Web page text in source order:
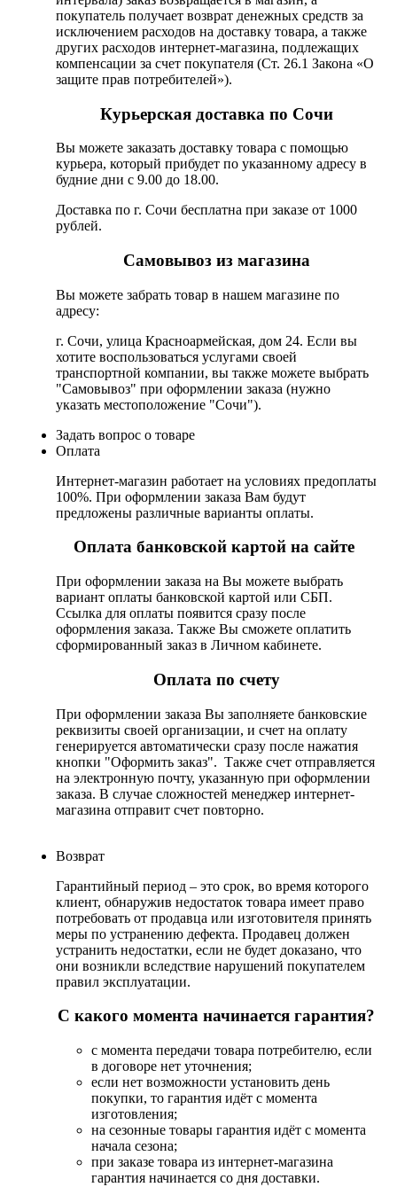
покупатель получает возврат денежных средств за
исключением расходов на доставку товара, а также
других расходов интернет-магазина, подлежащих
компенсации за счет покупателя (Ст. 26.1 Закона «О
защите прав потребителей»).
Курьерская доставка по Сочи
Вы можете заказать доставку товара с помощью
курьера, который прибудет по указанному адресу в
будние дни с 9.00 до 18.00.
Доставка по г. Сочи бесплатна при заказе от 1000
рублей.
Самовывоз из магазина
Вы можете забрать товар в нашем магазине по
адресу:
г. Сочи, улица Красноармейская, дом 24. Если вы
хотите воспользоваться услугами своей
транспортной компании, вы также можете выбрать
"Самовывоз" при оформлении заказа (нужно
указать местоположение "Сочи").
Задать вопрос о товаре
Оплата
Интернет-магазин работает на условиях предоплаты
100%. При оформлении заказа Вам будут
предложены различные варианты оплаты.
Оплата банковской картой на сайте
При оформлении заказа на Вы можете выбрать
вариант оплаты банковской картой или СБП.
Ссылка для оплаты появится сразу после
оформления заказа. Также Вы сможете оплатить
сформированный заказ в Личном кабинете.
Оплата по счету
При оформлении заказа Вы заполняете банковские
реквизиты своей организации, и счет на оплату
генерируется автоматически сразу после нажатия
кнопки "Оформить заказ". Также счет отправляется
на электронную почту, указанную при оформлении
заказа. В случае сложностей менеджер интернет-
магазина отправит счет повторно.
Возврат
Гарантийный период – это срок, во время которого
клиент, обнаружив недостаток товара имеет право
потребовать от продавца или изготовителя принять
меры по устранению дефекта. Продавец должен
устранить недостатки, если не будет доказано, что
они возникли вследствие нарушений покупателем
правил эксплуатации.
С какого момента начинается гарантия?
с момента передачи товара потребителю, если
в договоре нет уточнения;
если нет возможности установить день
покупки, то гарантия идёт с момента
изготовления;
на сезонные товары гарантия идёт с момента
начала сезона;
при заказе товара из интернет-магазина
гарантия начинается со дня доставки.